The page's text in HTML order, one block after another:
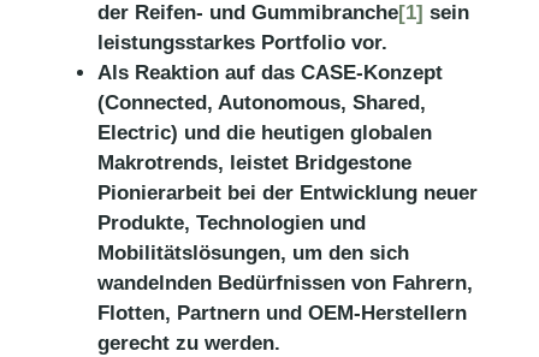
der Reifen- und Gummibranche[1] sein
leistungsstarkes Portfolio vor.
Als Reaktion auf das CASE-Konzept
(Connected, Autonomous, Shared,
Electric) und die heutigen globalen
Makrotrends, leistet Bridgestone
Pionierarbeit bei der Entwicklung neuer
Produkte, Technologien und
Mobilitätslösungen, um den sich
wandelnden Bedürfnissen von Fahrern,
Flotten, Partnern und OEM-Herstellern
gerecht zu werden.